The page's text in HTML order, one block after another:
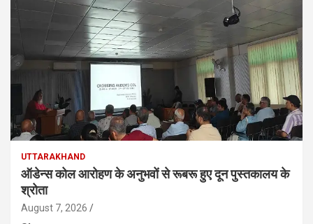
UTTARAKHAND
ऑडेन्स कोल आरोहण के अनुभवों से रूबरू हुए दून पुस्तकालय के
श्रोता
August 7, 2026